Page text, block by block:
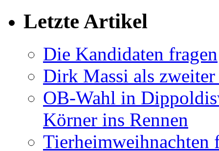
Letzte Artikel
Die Kandidaten fragen
Dirk Massi als
OB-Wahl in
Körner ins Rennen
Tierheimweihnachten